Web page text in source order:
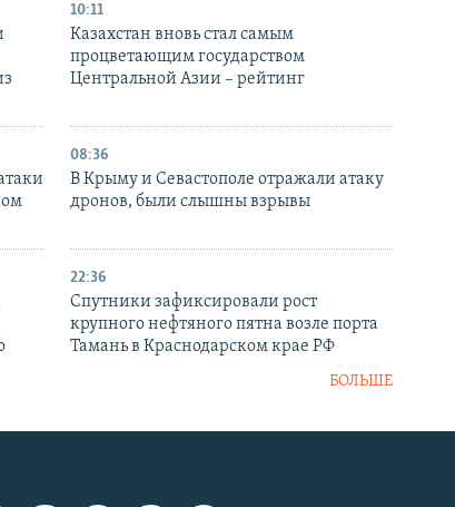
10:11
Казахстан вновь стал самым
процветающим государством
Центральной Азии – рейтинг
08:36
В Крыму и Севастополе отражали атаку
дронов, были слышны взрывы
22:36
Спутники зафиксировали рост
крупного нефтяного пятна возле порта
Тамань в Краснодарском крае РФ
БОЛЬШЕ